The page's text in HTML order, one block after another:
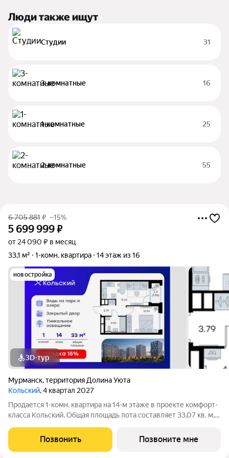
Люди также ищут
Студии 31
3-комнатные 16
1-комнатные 25
2-комнатные 55
6 705 881₽ –15%
5 699 999₽
от 24 090 ₽ в месяц
33,1 м²
1-комн. квартира 14 этаж из 16
новостройка
3D-тур
Мурманск,территория Долина Уюта
Кольский, 4 квартал 2027
Продается 1-комн. квартира на 14-м этаже в проекте комфорт-
класса Кольский. Общая площадь лота составляет 33,07 кв. м,
кухонную зону. Номер квартиры - 390. Преимущества
квартиры: компактная
Позвонить Позвоните мне